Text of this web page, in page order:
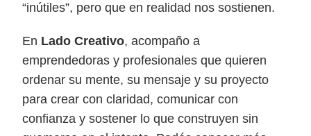
“inútiles”, pero que en realidad nos sostienen.
En Lado Creativo, acompaño a
emprendedoras y profesionales que quieren
ordenar su mente, su mensaje y su proyecto
para crear con claridad, comunicar con
confianza y sostener lo que construyen sin